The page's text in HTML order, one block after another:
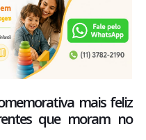
mais feliz
que moram no